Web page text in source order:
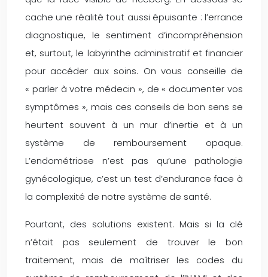
cache une réalité tout aussi épuisante : l’errance
diagnostique, le sentiment d’incompréhension
et, surtout, le labyrinthe administratif et financier
pour accéder aux soins. On vous conseille de
« parler à votre médecin », de « documenter vos
symptômes », mais ces conseils de bon sens se
heurtent souvent à un mur d’inertie et à un
système de remboursement opaque.
L’endométriose n’est pas qu’une pathologie
gynécologique, c’est un test d’endurance face à
la complexité de notre système de santé.
Pourtant, des solutions existent. Mais si la clé
n’était pas seulement de trouver le bon
traitement, mais de maîtriser les codes du